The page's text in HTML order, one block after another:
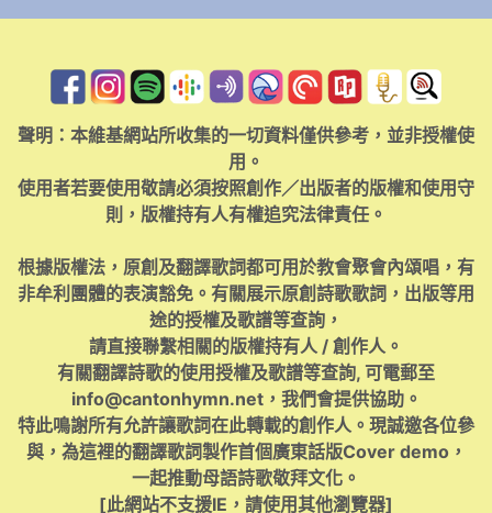
聲明：本維基網站所收集的一切資料僅供參考，並非授權使
用。
使用者若要使用敬請必須按照創作／出版者的版權和使用守
則，版權持有人有權追究法律責任。
根據版權法，原創及翻譯歌詞都可用於教會聚會內頌唱，有
非牟利團體的表演豁免。有關展示原創詩歌歌詞，出版等用
途的授權及歌譜等查詢，
請直接聯繫相關的版權持有人 / 創作人。
有關翻譯詩歌的使用授權及歌譜等查詢, 可電郵至
info@cantonhymn.net，我們會提供協助。
特此鳴謝所有允許讓歌詞在此轉載的創作人。現誠邀各位參
與，為這裡的翻譯歌詞製作首個廣東話版Cover demo，
一起推動母語詩歌敬拜文化。
[此網站不支援IE，請使用其他瀏覽器]